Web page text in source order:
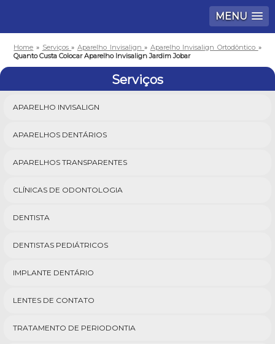
MENU
Home » Serviços» Aparelho Invisalign» Aparelho Invisalign Ortodôntico »
Quanto Custa Colocar Aparelho Invisalign Jardim Jobar
Serviços
APARELHO INVISALIGN
APARELHOS DENTÁRIOS
APARELHOS TRANSPARENTES
CLÍNICAS DE ODONTOLOGIA
DENTISTA
DENTISTAS PEDIÁTRICOS
IMPLANTE DENTÁRIO
LENTES DE CONTATO
TRATAMENTO DE PERIODONTIA